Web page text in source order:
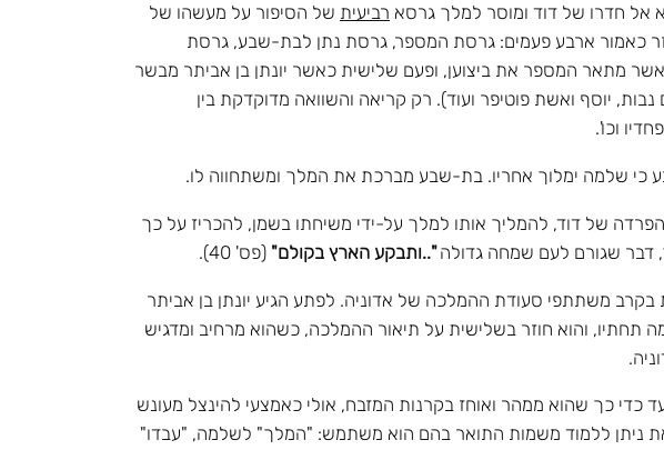
אל חדרו של דוד ומוסר למלך גרסא רביעית של הסיפור על מעשהו של
כאמור ארבע פעמים: גרסת המספר, גרסת נתן לבת-שבע, גרסת
מתאר המספר את ביצוען, ופעם שלישית כאשר יונתן בן אביתר מבשר
יוסף ואשת פוטיפר ועוד). רק קריאה והשוואה מדוקדקת בין
וכו'.
כי שלמה ימלוך אחריו. בת-שבע מברכת את המלך ומשתחווה לו.
הפרדה של דוד, להמליך אותו למלך על-ידי משיחתו בשמן, להכריז על כך
דבר שגורם לעם שמחה גדולה"..ותבקע הארץ בקולם" (פס' 40).
משתתפי סעודת ההמלכה של אדוניה. לפתע הגיע יונתן בן אביתר
תחתיו, והוא חוזר בשלישית על תיאור ההמלכה, כשהוא מרחיב ומדגיש
כדי כך שהוא ממהר ואוחז בקרנות המזבח, אולי כאמצעי להינצל מעונש
ניתן ללמוד משמות התואר בהם הוא משתמש: "המלך" לשלמה, "עבדו"